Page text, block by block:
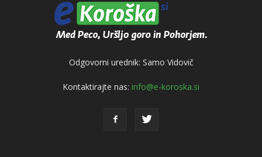
Odgovorni urednik: Samo Vidovič
Kontaktirajte nas: info@e-koroska.si